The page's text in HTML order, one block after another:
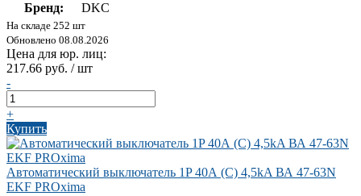
Бренд: DKC
На складе 252 шт
Обновлено 08.08.2026
Цена для юр. лиц:
217.66 руб. / шт
-
+
Купить
Автоматический выключатель 1P 40А (C) 4,5kA ВА 47-63N
EKF PROxima